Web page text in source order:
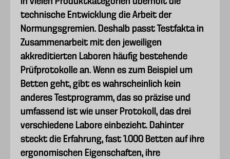
technische Entwicklung die Arbeit der
Normungsgremien. Deshalb passt Testfakta in
Zusammenarbeit mit den jeweiligen
akkreditierten Laboren häufig bestehende
Prüfprotokolle an. Wenn es zum Beispiel um
Betten geht, gibt es wahrscheinlich kein
anderes Testprogramm, das so präzise und
umfassend ist wie unser Protokoll, das drei
verschiedene Labore einbezieht. Dahinter
steckt die Erfahrung, fast 1.000 Betten auf ihre
ergonomischen Eigenschaften, ihre